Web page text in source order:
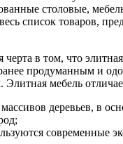
столовые,
список товаров,
черта в том, что
продуманным и
Элитная мебель
деревьев, в
современные